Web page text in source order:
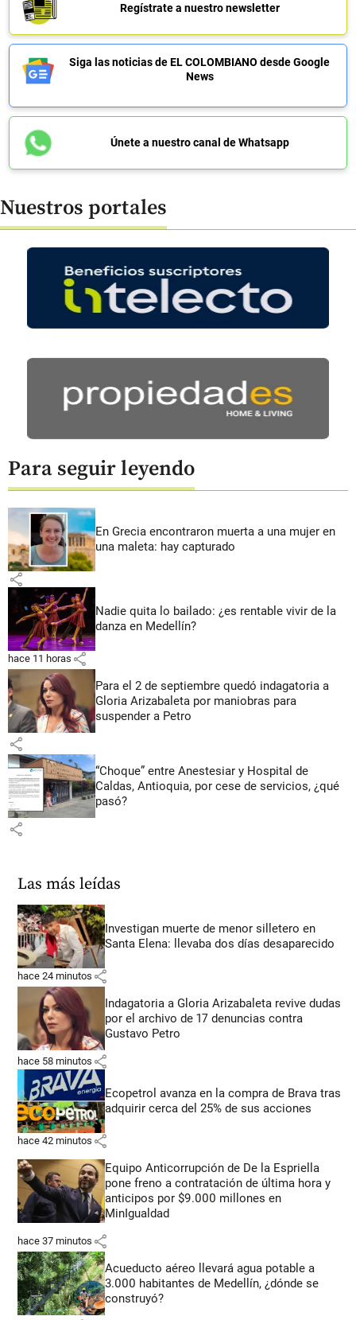
Regístrate a nuestro newsletter
Siga las noticias de EL COLOMBIANO desde Google
News
Únete a nuestro canal de Whatsapp
Nuestros portales
Para seguir leyendo
En Grecia encontraron muerta a una mujer en
una maleta: hay capturado
share
Nadie quita lo bailado: ¿es rentable vivir de la
danza en Medellín?
hace 11 horas share
Para el 2 de septiembre quedó indagatoria a
Gloria Arizabaleta por maniobras para
suspender a Petro
share
“Choque” entre Anestesiar y Hospital de
Caldas, Antioquia, por cese de servicios, ¿qué
pasó?
share
Las más leídas
Investigan muerte de menor silletero en
Santa Elena: llevaba dos días desaparecido
hace 24 minutos share
Indagatoria a Gloria Arizabaleta revive dudas
por el archivo de 17 denuncias contra
Gustavo Petro
hace 58 minutos share
Ecopetrol avanza en la compra de Brava tras
adquirir cerca del 25% de sus acciones
hace 42 minutos share
Equipo Anticorrupción de De la Espriella
pone freno a contratación de última hora y
anticipos por $9.000 millones en
MinIgualdad
hace 37 minutos share
Acueducto aéreo llevará agua potable a
3.000 habitantes de Medellín, ¿dónde se
construyó?